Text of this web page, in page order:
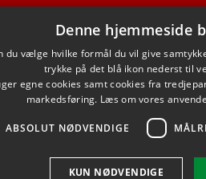
Denne hjemmeside
du vælge hvilke formål du vil give
trykke på det blå ikon nederst til
egne cookies samt cookies fra
markedsføring. Læs om vores
ABSOLUT NØDVENDIGE
KUN NØDVENDIGE